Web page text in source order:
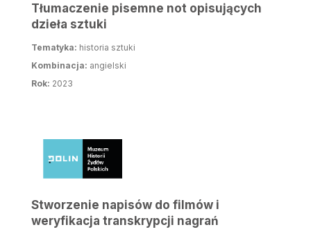
Tłumaczenie pisemne not opisujących
dzieła sztuki
Tematyka: historia sztuki
Kombinacja: angielski
Rok: 2023
Stworzenie napisów do filmów i
weryfikacja transkrypcji nagrań